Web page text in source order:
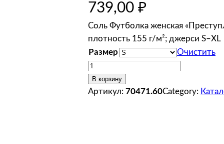
739,00 ₽
Соль Футболка женская
плотность 155 г/м²; джерси S–XL
Размер
Очистить
К
о
л
В корзину
Артикул: 70471.60Category: